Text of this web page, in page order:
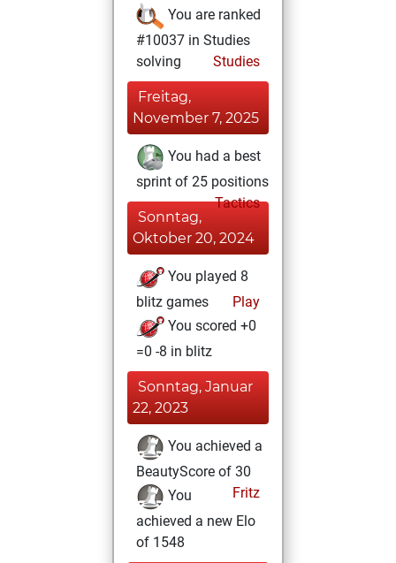
You are ranked
#10037 in Studies
solving
Studies
Freitag,
November 7, 2025
You had a best
sprint of 25 positions
Tactics
Sonntag,
Oktober 20, 2024
You played 8
blitz games
Play
You scored +0
=0 -8 in blitz
Sonntag, Januar
22, 2023
You achieved a
BeautyScore of 30
Fritz
You
achieved a new Elo
of 1548